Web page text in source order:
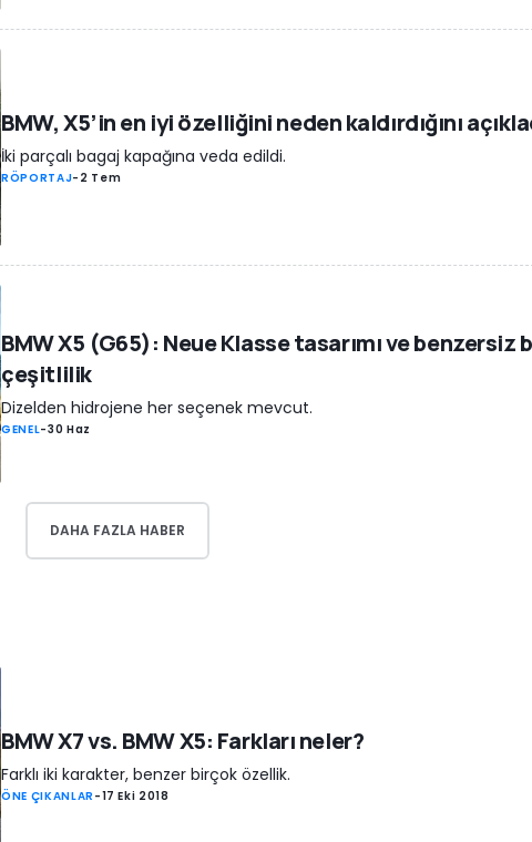
BMW, X5’in en iyi özelliğini neden kaldırdığını
İki parçalı bagaj kapağına veda edildi.
RÖPORTAJ- 2 Tem
BMW X5 (G65): Neue Klasse tasarımı ve benzersiz
çeşitlilik
Dizelden hidrojene her seçenek mevcut.
GENEL-30 Haz
DAHA FAZLA HABER
BMW X7 vs. BMW X5: Farkları neler?
Farklı iki karakter, benzer birçok özellik.
ÖNE ÇIKANLAR -17 Eki 2018